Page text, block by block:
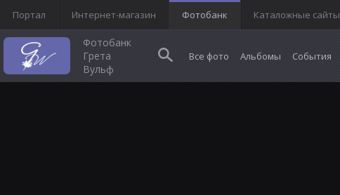
Портал Интернет-магазин Фотобанк Каталожные сайты
Фотобанк
Грета
Вульф
Все фото Альбомы События